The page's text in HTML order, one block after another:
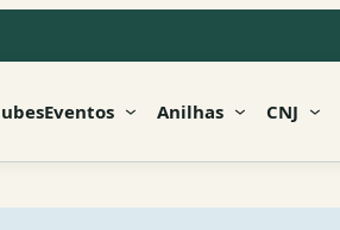
Eventos Anilhas CNJ